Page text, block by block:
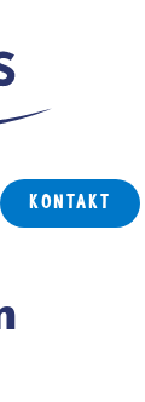
KONTAKT